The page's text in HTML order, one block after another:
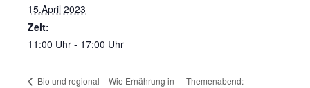
15.April 2023
Zeit:
11:00 Uhr - 17:00 Uhr
Bio und regional – Wie Ernährung in
Themenabend: